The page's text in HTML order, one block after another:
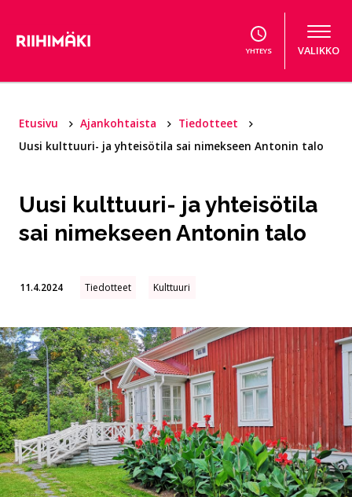
YHTEYS VALIKKO
Etusivu Ajankohtaista
Tiedotteet
Uusi kulttuuri- ja yhteisötila sai nimekseen Antonin talo
Uusi kulttuuri- ja yhteisötila
sai nimekseen Antonin talo
11.4.2024 Tiedotteet Kulttuuri